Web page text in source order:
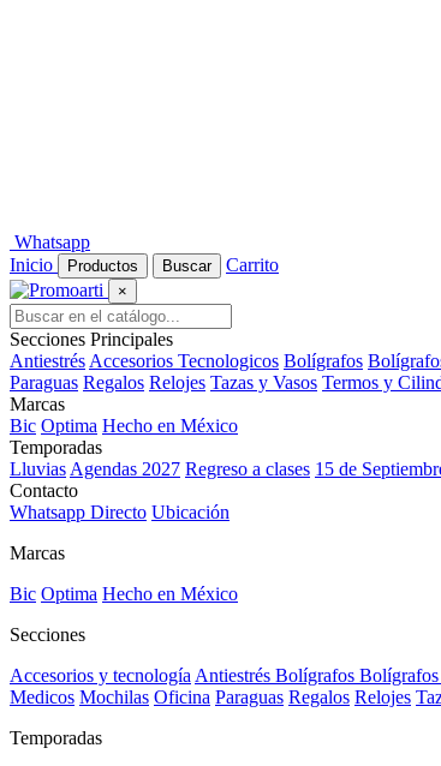
Whatsapp
Inicio
Productos Buscar Carrito
×
Secciones Principales
Antiestrés Accesorios Tecnologicos Bolígrafos
Paraguas Regalos Relojes Tazas y Vasos Termos y
Marcas
Bic Optima Hecho en México
Temporadas
Lluvias Agendas 2027 Regreso a clases 15 de
Contacto
Whatsapp Directo Ubicación
Marcas
Bic Optima Hecho en México
Secciones
Accesorios y tecnología Antiestrés Bolígrafos
Medicos Mochilas Oficina Paraguas Regalos Relojes
Temporadas